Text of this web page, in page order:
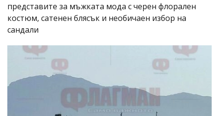
представите за мъжката мода с черен флорален
костюм, сатенен блясък и необичаен избор на
сандали